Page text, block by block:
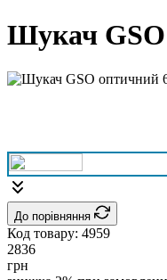
Шукач GSO
До порівняння
Код товару: 4959
2836
грн